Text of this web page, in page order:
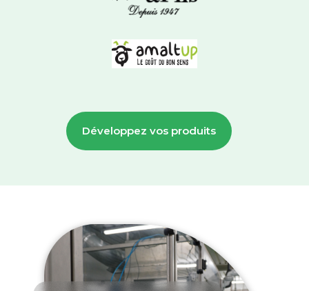
Développez vos produits